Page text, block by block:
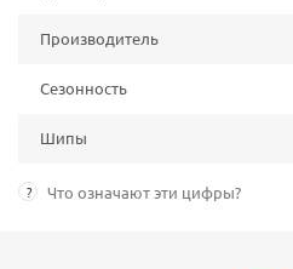
Производитель
Сезонность
Шипы
? Что означают эти цифры?